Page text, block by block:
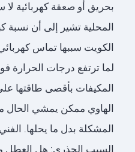
بحريق أو صعقة كهربائية
المحلية تشير إلى أن نسبة
الكويت سببها تماس
لما ترتفع درجات الحرارة
المكيفات بأقصى طاقتها
الهاوي ممكن يمشي الحال
المشكلة بدل ما يحلها.
السبب الجذري: هل العطل